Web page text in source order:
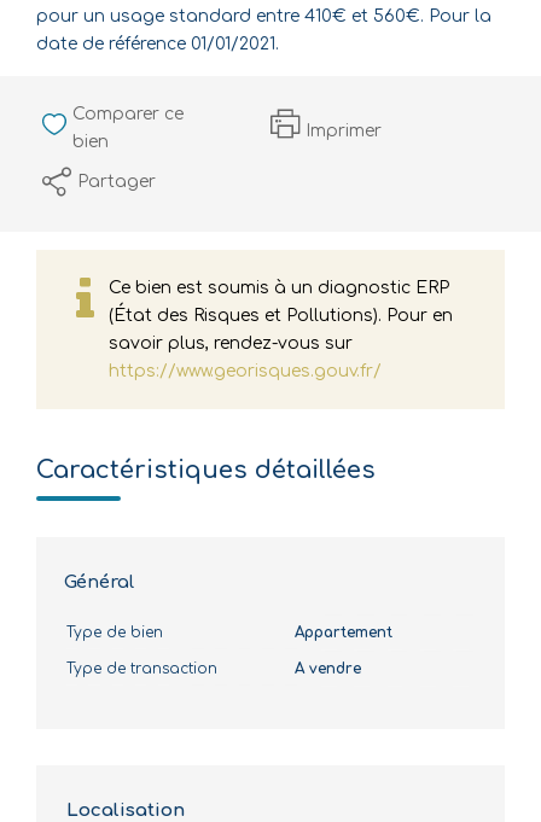
pour un usage standard entre 410€ et 560€. Pour la
date de référence 01/01/2021.
Comparer ce
bien
Imprimer
Partager
Ce bien est soumis à un diagnostic ERP
(État des Risques et Pollutions). Pour en
savoir plus, rendez-vous sur
https://www.georisques.gouv.fr/
Caractéristiques détaillées
Général
Type de bien Appartement
Type de transaction A vendre
Localisation